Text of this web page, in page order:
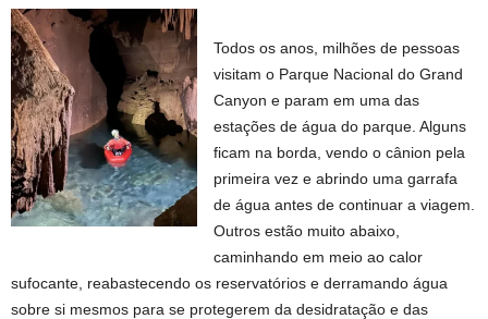
Todos os anos, milhões de pessoas
visitam o Parque Nacional do Grand
Canyon e param em uma das
estações de água do parque. Alguns
ficam na borda, vendo o cânion pela
primeira vez e abrindo uma garrafa
de água antes de continuar a viagem.
Outros estão muito abaixo,
caminhando em meio ao calor
sufocante, reabastecendo os reservatórios e derramando água
sobre si mesmos para se protegerem da desidratação e das